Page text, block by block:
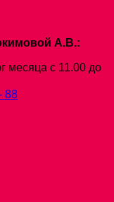
А.В.:
месяца с 11.00 до
88